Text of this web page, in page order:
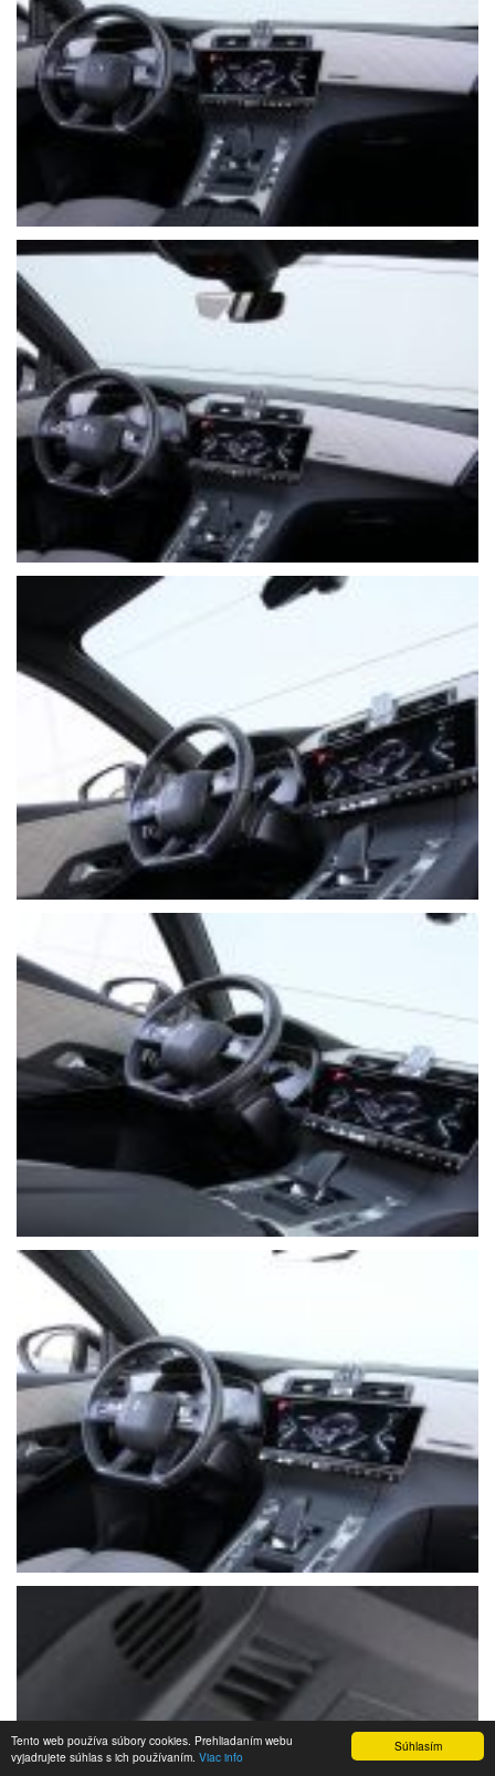
Súhlasím
Tento web používa súbory cookies. Prehliadaním webu
vyjadrujete súhlas s ich používaním. Viac info